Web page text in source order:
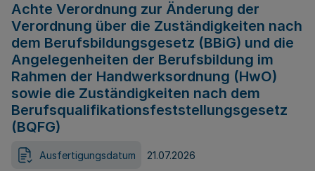
Achte Verordnung zur Änderung der
Verordnung über die Zuständigkeiten nach
dem Berufsbildungsgesetz (BBiG) und die
Angelegenheiten der Berufsbildung im
Rahmen der Handwerksordnung (HwO)
sowie die Zuständigkeiten nach dem
Berufsqualifikationsfeststellungsgesetz
(BQFG)
Ausfertigungsdatum 21.07.2026